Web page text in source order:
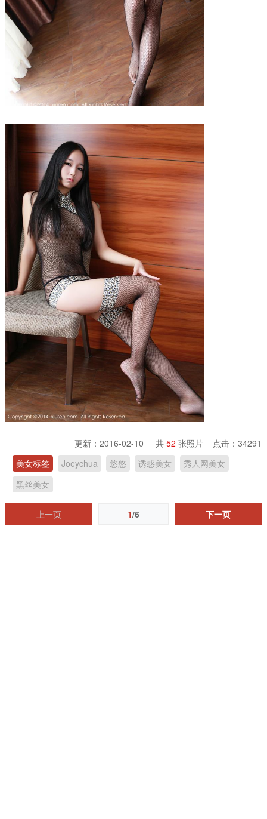
更新：2016-02-10 共52 张照片 点击：34291
美女标签
Joeychua 悠悠 诱惑美女
秀人网美女
黑丝美女
上一页 1/6 下一页